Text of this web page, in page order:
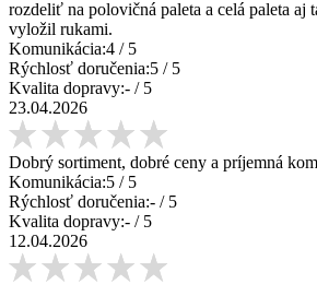
rozdeliť na polovičná paleta a celá paleta aj
vyložil rukami.
Komunikácia:4 / 5
Rýchlosť doručenia:5 / 5
Kvalita dopravy:- / 5
23.04.2026
Dobrý sortiment, dobré ceny a príjemná
Komunikácia:5 / 5
Rýchlosť doručenia:- / 5
Kvalita dopravy:- / 5
12.04.2026